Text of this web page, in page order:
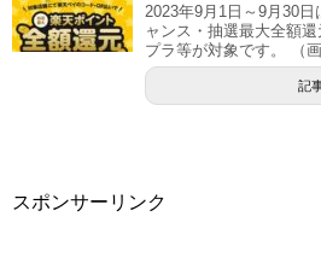
2023年9月1日～9月30
ャンス・抽選最大全額
プラ等が対象です。 （画
記
スポンサーリンク